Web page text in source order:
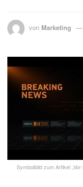
von Marketing
Symbolbild zum Artikel